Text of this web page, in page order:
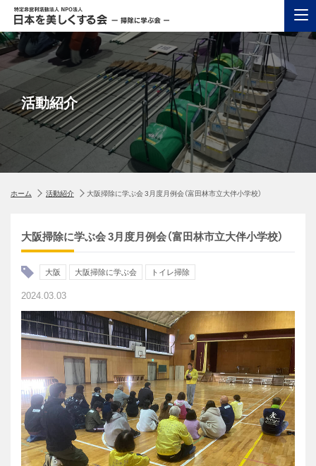
活動紹介
ホーム 活動紹介 大阪掃除に学ぶ会 3月度月例会（富田林市立大伴小学校）
大阪掃除に学ぶ会 3月度月例会（富田林市立大伴小学校）
大阪 大阪掃除に学ぶ会 トイレ掃除
2024.03.03